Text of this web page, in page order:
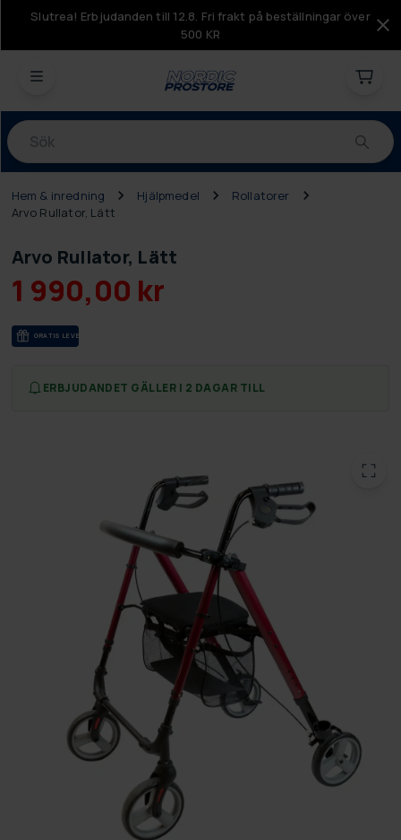
Slutrea! Erbjudanden till 12.8. Fri frakt på beställningar över
500 KR
Produkter
Hem & inredning Hjälpmedel
Rollatorer
Arvo Rullator, Lätt
Arvo Rullator, Lätt
1 990,00 kr
GRA­TIS LE­VE­RANS
ERBJUDANDET GÄLLER I 2 DAGAR TILL